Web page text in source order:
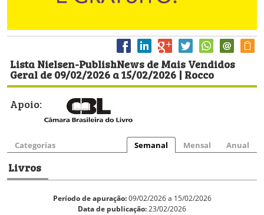
Lista Nielsen-PublishNews de Mais Vendidos
Geral de 09/02/2026 a 15/02/2026 | Rocco
Apoio:
Categorias Semanal Mensal Anual
Livros
Período de apuração:09/02/2026 a 15/02/2026
Data de publicação:23/02/2026